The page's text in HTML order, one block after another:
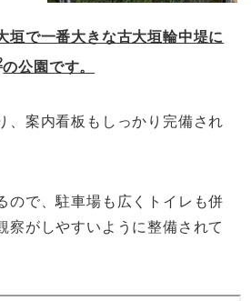
垣で一番大きな古大垣輪中堤に
の公園です。
、案内看板もしっかり完備され
ので、駐車場も広くトイレも併
察がしやすいように整備されて